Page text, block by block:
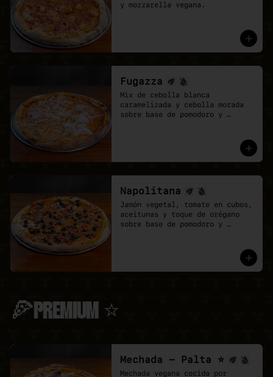
y mozzarella vegana.
Fugazza
Mix de cebolla blanca
caramelizada y cebolla morada
sobre base de pomodoro y
Napolitana
Jamón vegetal, tomate en cubos,
aceitunas y toque de orégano
sobre base de pomodoro y
🍕PREMIUM ⭐
Mechada - Palta ⭐
Mechada vegana cocida por